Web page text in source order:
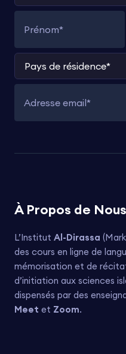
Pays de résidence
À Propos de Nous
L’Institut Al-Dirassa
des cours en ligne de
mémorisation et de
d’initiation aux sciences
dispensés par des
Meet et Zoom.